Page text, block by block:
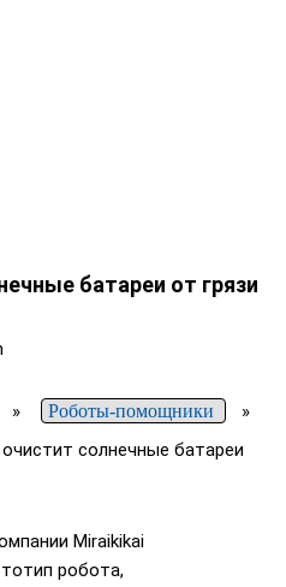
батареи от грязи
» Роботы-помощники »
солнечные батареи
Miraikikai
робота,